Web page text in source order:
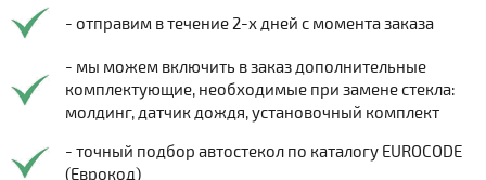
- отправим в течение 2-х дней с момента заказа
- мы можем включить в заказ дополнительные
комплектующие, необходимые при замене стекла:
молдинг, датчик дождя, установочный комплект
- точный подбор автостекол по каталогу EUROCODE
(Еврокод)